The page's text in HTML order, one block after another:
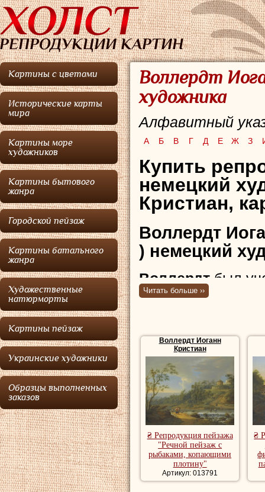
Картины с цветами
Исторические карты
мира
Картины море
художников
Картины бытового
жанра
Городской пейзаж
Картины батального
жанра
Художественные
натюрморты
Картины пейзаж
Украинские художники
Образцы выполненных
заказов
Воллердт
художника
Алфавитный
А Б В Г Д Е Ж З
Купить
немецкий
Кристиан,
Воллердт
) немецкий
Воллердт был
Воллердт
пейзажи, в
Рейн и
Купить
репродукции
художника,
речной пейзаж,
Читать больше ››
Воллердт Иоганн
Кристиан
₴ Репродукция пейзажа
"Речной пейзаж с
рыбаками, копающими
плотину"
Артикул: 013791
₴